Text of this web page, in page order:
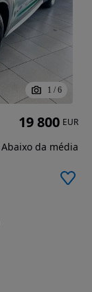
1 / 6
19 800 EUR
Abaixo da média